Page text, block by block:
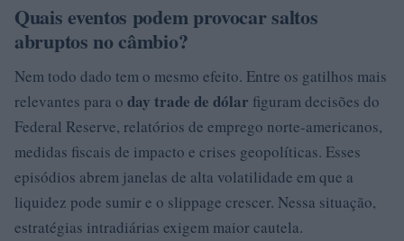
Quais eventos podem provocar saltos
abruptos no câmbio?
Nem todo dado tem o mesmo efeito. Entre os gatilhos mais
relevantes para o day trade de dólar figuram decisões do
Federal Reserve, relatórios de emprego norte-americanos,
medidas fiscais de impacto e crises geopolíticas. Esses
episódios abrem janelas de alta volatilidade em que a
liquidez pode sumir e o slippage crescer. Nessa situação,
estratégias intradiárias exigem maior cautela.